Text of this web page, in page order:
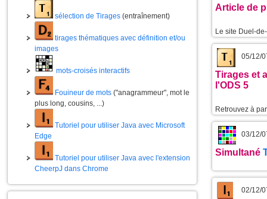
sélection de Tirages (entraînement)
tirages thématiques avec définition et/ou
images
mots-croisés interactifs
Fouineur de mots ("anagrammeur", mot le
plus long, cousins, ...)
Tutoriel pour utiliser Java avec Microsoft
Edge
Tutoriel pour utiliser Java avec l'extension
CheerpJ dans Chrome
Article de
Le site Duel-
05/12/
Tirages et
l'ODS 5
Retrouvez à
03/12/
Simultané
02/12/